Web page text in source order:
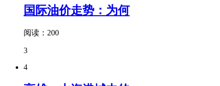
国际油价走势：为何
阅读：200
3
4